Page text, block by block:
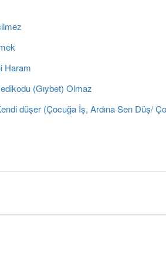
Haram
(Gıybet) Olmaz
düşer (Çocuğa İş, Ardına Sen Düş/